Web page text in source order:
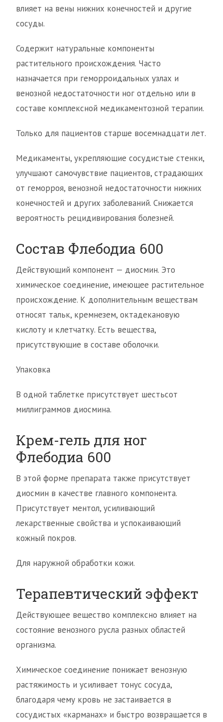
влияет на вены нижних конечностей и другие
сосуды.
Содержит натуральные компоненты
растительного происхождения. Часто
назначается при геморроидальных узлах и
венозной недостаточности ног отдельно или в
составе комплексной медикаментозной терапии.
Только для пациентов старше восемнадцати лет.
Медикаменты, укрепляющие сосудистые стенки,
улучшают самочувствие пациентов, страдающих
от геморроя, венозной недостаточности нижних
конечностей и других заболеваний. Снижается
вероятность рецидивирования болезней.
Состав Флебодиа 600
Действующий компонент — диосмин. Это
химическое соединение, имеющее растительное
происхождение. К дополнительным веществам
относят тальк, кремнезем, октадекановую
кислоту и клетчатку. Есть вещества,
присутствующие в составе оболочки.
Упаковка
В одной таблетке присутствует шестьсот
миллиграммов диосмина.
Крем-гель для ног
Флебодиа 600
В этой форме препарата также присутствует
диосмин в качестве главного компонента.
Присутствует ментол, усиливающий
лекарственные свойства и успокаивающий
кожный покров.
Для наружной обработки кожи.
Терапевтический эффект
Действующее вещество комплексно влияет на
состояние венозного русла разных областей
организма.
Химическое соединение понижает венозную
растяжимость и усиливает тонус сосуда,
благодаря чему кровь не застаивается в
сосудистых «карманах» и быстро возвращается в